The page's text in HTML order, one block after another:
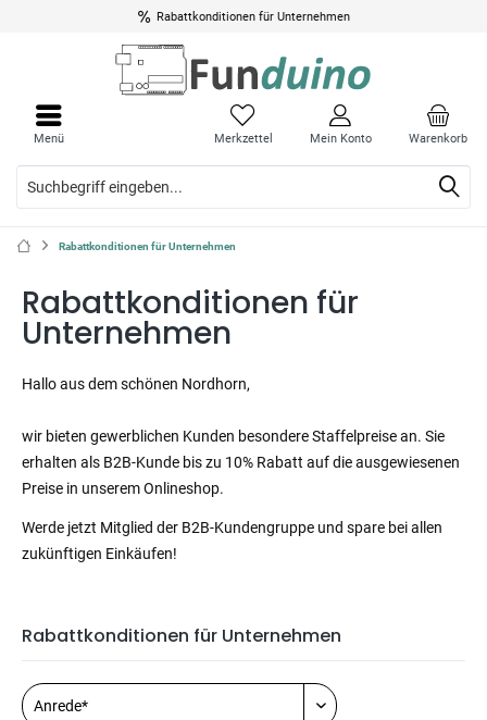
Rabattkonditionen für Unternehmen
Warenkorb
Merkzettel Mein Konto
Menü
Rabattkonditionen für Unternehmen
Rabattkonditionen für
Unternehmen
Hallo aus dem schönen Nordhorn,
wir bieten gewerblichen Kunden besondere Staffelpreise an. Sie
erhalten als B2B-Kunde bis zu 10% Rabatt auf die ausgewiesenen
Preise in unserem Onlineshop.
Werde jetzt Mitglied der B2B-Kundengruppe und spare bei allen
zukünftigen Einkäufen!
Rabattkonditionen für Unternehmen